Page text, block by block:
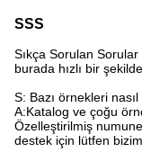
SSS
Sıkça Sorulan Sorular
burada hızlı bir şekilde
S: Bazı örnekleri
A:Katalog ve çoğu
Özelleştirilmiş
destek için lütfen